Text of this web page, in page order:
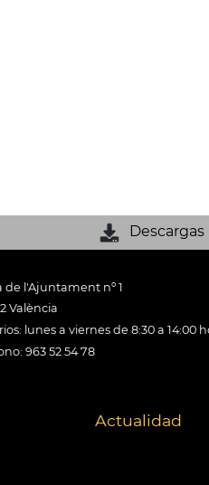
Descargas
de l'Ajuntament nº 1
València
lunes a viernes de 8:30 a 14:00
963 52 54 78
Actualidad